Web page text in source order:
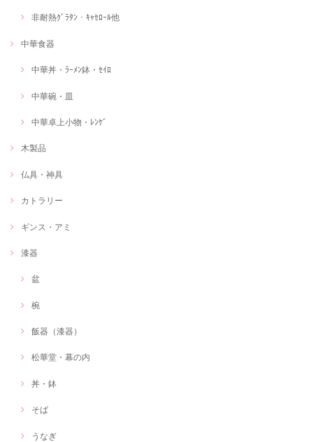
非耐熱ｸﾞﾗﾀﾝ・ｷｬｾﾛｰﾙ他
中華食器
中華丼・ﾗｰﾒﾝ鉢・ｾｲﾛ
中華碗・皿
中華卓上小物・ﾚﾝｹﾞ
木製品
仏具・神具
カトラリー
ギンス・アミ
漆器
盆
椀
飯器（漆器）
松華堂・幕の内
丼・鉢
そば
うなぎ